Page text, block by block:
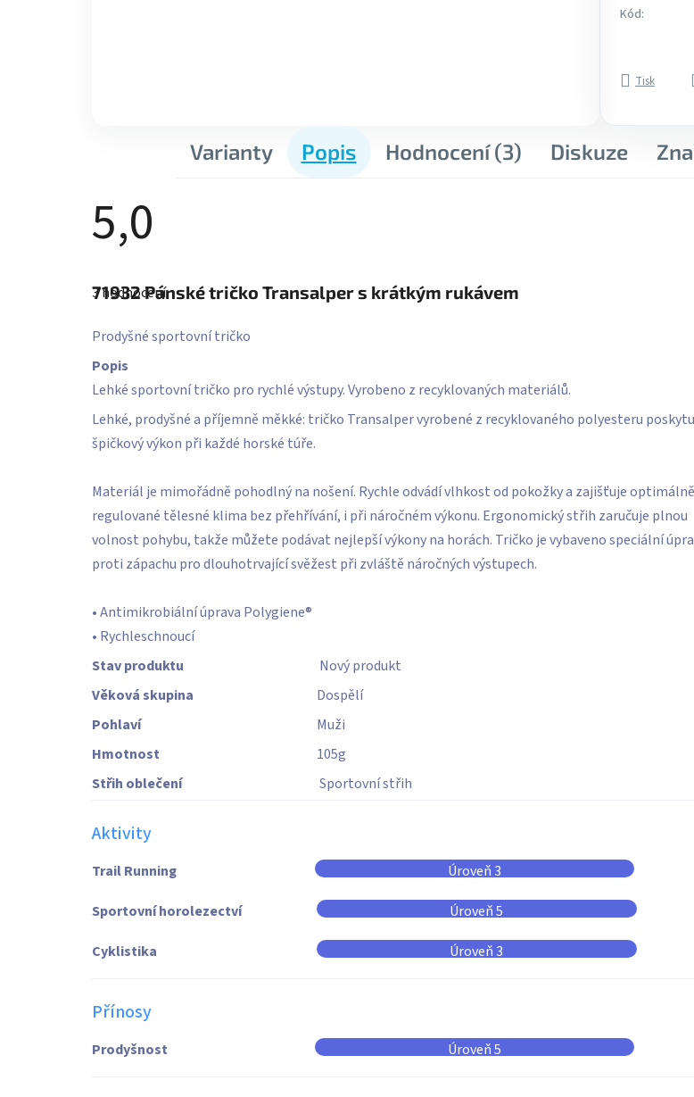
Kód:
Tisk
Varianty Popis Hodnocení (3) Diskuze
5,0
produktu
z
hvězdiček.
3 hodnocení
71932 Pánské tričko Transalper s krátkým rukávem
Prodyšné sportovní tričko
Popis
Lehké sportovní tričko pro rychlé výstupy. Vyrobeno z recyklovaných materiálů.
Lehké, prodyšné a příjemně měkké: tričko Transalper vyrobené z recyklovaného polyesteru
špičkový výkon při každé horské túře.
Materiál je mimořádně pohodlný na nošení. Rychle odvádí vlhkost od pokožky a zajišťuje optimálně
regulované tělesné klima bez přehřívání, i při náročném výkonu. Ergonomický střih zaručuje plnou
volnost pohybu, takže můžete podávat nejlepší výkony na horách. Tričko je vybaveno speciální
proti zápachu pro dlouhotrvající svěžest při zvláště náročných výstupech.
• Antimikrobiální úprava Polygiene®
• Rychleschnoucí
Stav produktu
Nový produkt
Věková skupina
Dospělí
Pohlaví
Muži
Hmotnost
105g
Střih oblečení
Sportovní střih
Aktivity
Trail Running Úroveň 3
Sportovní horolezectví Úroveň 5
Cyklistika Úroveň 3
Přínosy
Prodyšnost Úroveň 5